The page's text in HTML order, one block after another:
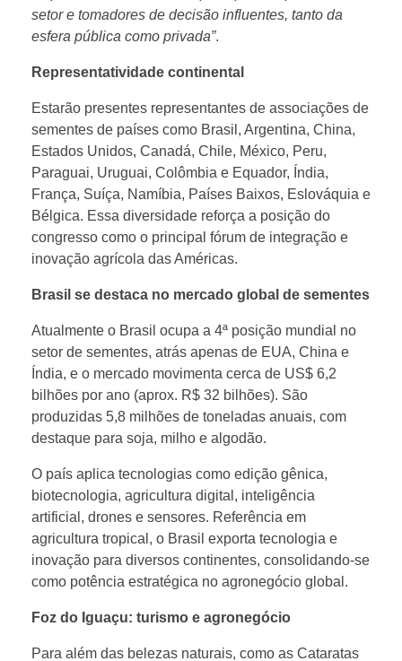
o
r
e
v
e
n
t
o
d
e
s
e
m
setor e tomadores de decisão influentes, tanto da
esfera pública como privada”.
Representatividade continental
Estarão presentes representantes de associações de
sementes de países como Brasil, Argentina, China,
Estados Unidos, Canadá, Chile, México, Peru,
Paraguai, Uruguai, Colômbia e Equador, Índia,
França, Suíça, Namíbia, Países Baixos, Eslováquia e
Bélgica. Essa diversidade reforça a posição do
congresso como o principal fórum de integração e
inovação agrícola das Américas.
Brasil se destaca no mercado global de sementes
Atualmente o Brasil ocupa a 4ª posição mundial no
setor de sementes, atrás apenas de EUA, China e
Índia, e o mercado movimenta cerca de US$ 6,2
bilhões por ano (aprox. R$ 32 bilhões). São
produzidas 5,8 milhões de toneladas anuais, com
destaque para soja, milho e algodão.
O país aplica tecnologias como edição gênica,
biotecnologia, agricultura digital, inteligência
artificial, drones e sensores. Referência em
agricultura tropical, o Brasil exporta tecnologia e
inovação para diversos continentes, consolidando-se
como potência estratégica no agronegócio global.
Foz do Iguaçu: turismo e agronegócio
Para além das belezas naturais, como as Cataratas